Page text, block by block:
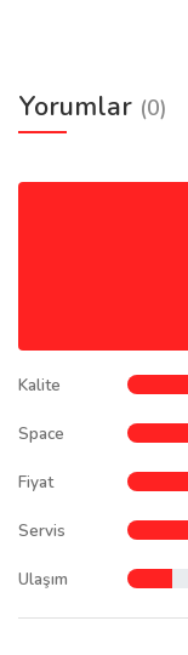
Yorumlar (0)
Kalite
Space
Fiyat
Servis
Ulaşım